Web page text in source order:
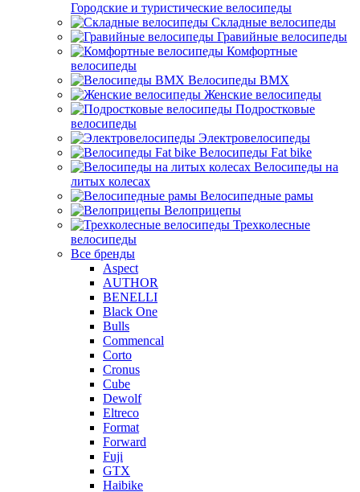
Городские и туристические велосипеды
Складные велосипеды
Гравийные велосипеды
Комфортные
велосипеды
Велосипеды BMX
Женские велосипеды
Подростковые
велосипеды
Электровелосипеды
Велосипеды Fat bike
Велосипеды на
литых колесах
Велосипедные рамы
Велоприцепы
Трехколесные
велосипеды
Все бренды
Aspect
AUTHOR
BENELLI
Black One
Bulls
Commencal
Corto
Cronus
Cube
Dewolf
Eltreco
Format
Forward
Fuji
GTX
Haibike